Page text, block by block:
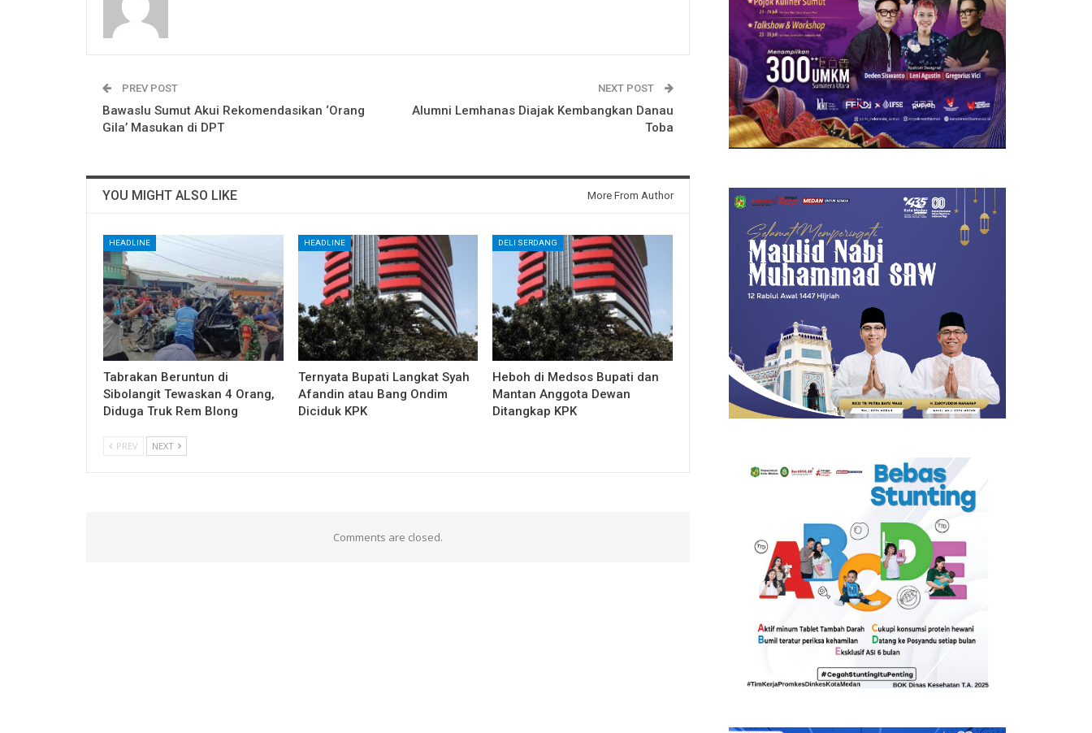
PREV POST
Bawaslu Sumut Akui Rekomendasikan ‘Orang
Gila’ Masukan di DPT
NEXT POST
Alumni Lemhanas Diajak Kembangkan Danau
Toba
YOU MIGHT ALSO LIKE More From Author
HEADLINE
Tabrakan Beruntun di
Sibolangit Tewaskan 4 Orang,
Diduga Truk Rem Blong
HEADLINE
Ternyata Bupati Langkat Syah
Afandin atau Bang Ondim
Diciduk KPK
DELI SERDANG
Heboh di Medsos Bupati dan
Mantan Anggota Dewan
Ditangkap KPK
PREV NEXT
Comments are closed.